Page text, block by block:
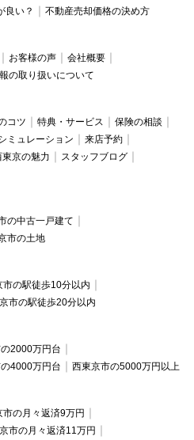
良い？
不動産売却価格の決め方
お客様の声
会社概要
の取り扱いについて
コツ 特典・サービス
保険の相談
ミュレーション
来店予約
京の魅力
スタッフブログ
の中古一戸建て
市の土地
市の駅徒歩10分以内
市の駅徒歩20分以内
2000万円台
4000万円台 西東京市の5000万円以上
市の月々返済9万円
市の月々返済11万円